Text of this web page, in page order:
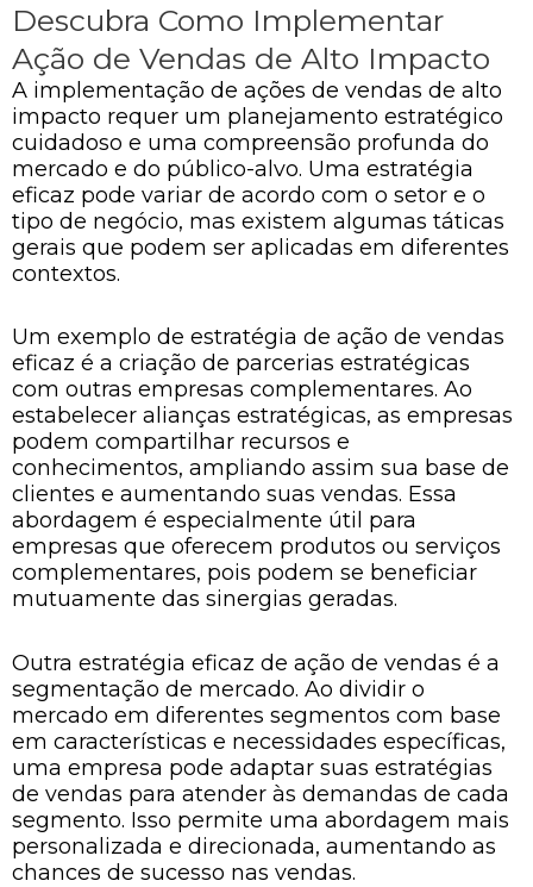
Descubra Como Implementar
Ação de Vendas de Alto Impacto
A implementação de ações de vendas de alto
impacto requer um planejamento estratégico
cuidadoso e uma compreensão profunda do
mercado e do público-alvo. Uma estratégia
eficaz pode variar de acordo com o setor e o
tipo de negócio, mas existem algumas táticas
gerais que podem ser aplicadas em diferentes
contextos.
Um exemplo de estratégia de ação de vendas
eficaz é a criação de parcerias estratégicas
com outras empresas complementares. Ao
estabelecer alianças estratégicas, as empresas
podem compartilhar recursos e
conhecimentos, ampliando assim sua base de
clientes e aumentando suas vendas. Essa
abordagem é especialmente útil para
empresas que oferecem produtos ou serviços
complementares, pois podem se beneficiar
mutuamente das sinergias geradas.
Outra estratégia eficaz de ação de vendas é a
segmentação de mercado. Ao dividir o
mercado em diferentes segmentos com base
em características e necessidades específicas,
uma empresa pode adaptar suas estratégias
de vendas para atender às demandas de cada
segmento. Isso permite uma abordagem mais
personalizada e direcionada, aumentando as
chances de sucesso nas vendas.